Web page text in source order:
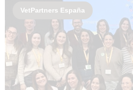
VetPartners España